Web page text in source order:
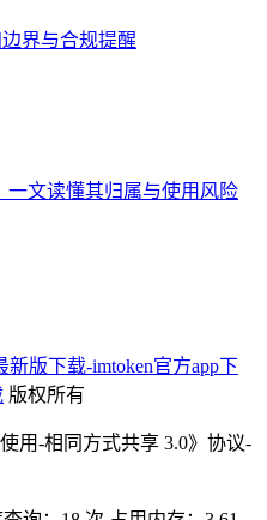
界与合规提醒
一文读懂其归属与使用风险
新版下载-imtoken官方app下
版权所有
用-相同方式共享 3.0》协议-